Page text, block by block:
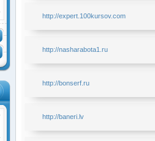
http://expert.100kursov.com
http://nasharabota1.ru
http://bonserf.ru
http://baneri.lv